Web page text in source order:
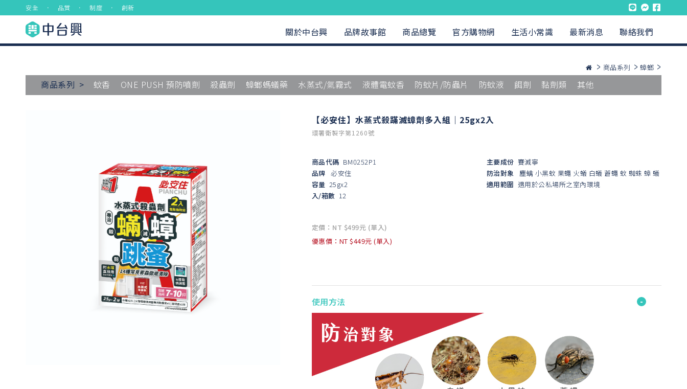
安全 ． 品質 ． 制度 ． 創新
關於中台興 品牌故事館 商品總覽 官方購物網 生活小常識 最新消息 聯絡我們
商品系列 蟑螂
商品系列 > 蚊香 ONE PUSH 預防噴劑 殺蟲劑 蟑螂螞蟻藥 水蒸式/氣霧式 液體電蚊香 防蚊片/防蟲片 防蚊液 餌劑 黏劑類 其他
【必安住】水蒸式殺蹣滅蟑劑多入組｜25gx2入
環署衛製字第1260號
商品代碼 BM0252P1
品牌 必安住
容量 25gx2
入/箱數 12
主要成份 賽滅寧
防治對象
塵螨 小黑蚊 果蠅 火蟻 白蟻 蒼蠅 蚊 蜘蛛 蟑 蟻
適用範圍 適用於公私場所之室內環境
定價：NT $499元 (單入)
優惠價：NT $449元 (單入)
使用方法